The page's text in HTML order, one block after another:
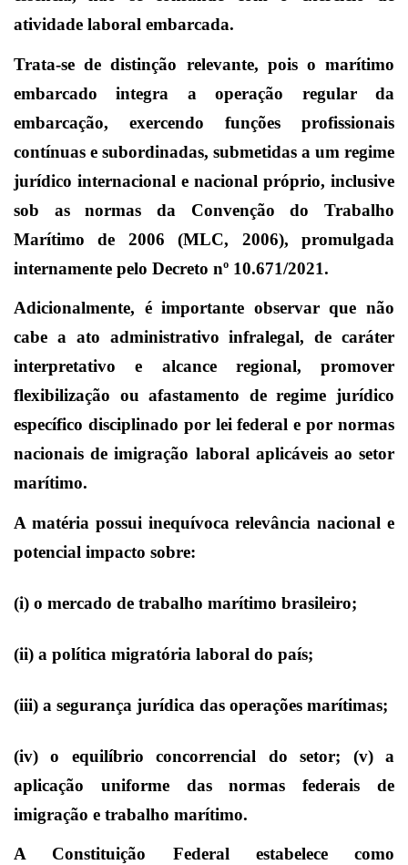
atividade laboral embarcada.
Trata-se de distinção relevante, pois o marítimo
embarcado integra a operação regular da
embarcação, exercendo funções profissionais
contínuas e subordinadas, submetidas a um regime
jurídico internacional e nacional próprio, inclusive
sob as normas da Convenção do Trabalho
Marítimo de 2006 (MLC, 2006), promulgada
internamente pelo Decreto nº 10.671/2021.
Adicionalmente, é importante observar que não
cabe a ato administrativo infralegal, de caráter
interpretativo e alcance regional, promover
flexibilização ou afastamento de regime jurídico
específico disciplinado por lei federal e por normas
nacionais de imigração laboral aplicáveis ao setor
marítimo.
A matéria possui inequívoca relevância nacional e
potencial impacto sobre:
(i) o mercado de trabalho marítimo brasileiro;
(ii) a política migratória laboral do país;
(iii) a segurança jurídica das operações marítimas;
(iv) o equilíbrio concorrencial do setor; (v) a
aplicação uniforme das normas federais de
imigração e trabalho marítimo.
A Constituição Federal estabelece como